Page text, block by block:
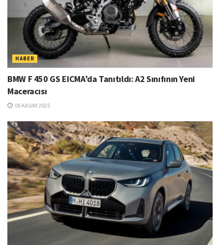
HABER
BMW F 450 GS EICMA’da Tanıtıldı: A2 Sınıfının Yeni
Maceracısı
06 KASIM 2025